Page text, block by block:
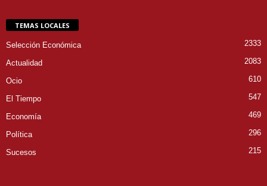
TEMAS LOCALES
Selección Económica 2333
Actualidad 2083
Ocio 610
El Tiempo 547
Economía 469
Política 296
Sucesos 215